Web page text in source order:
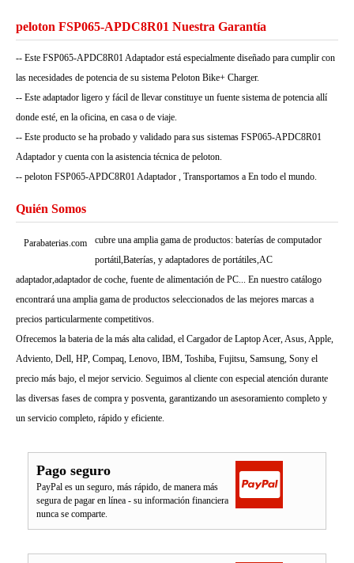
peloton FSP065-APDC8R01 Nuestra Garantía
-- Este FSP065-APDC8R01 Adaptador está especialmente diseñado para cumplir con
las necesidades de potencia de su sistema Peloton Bike+ Charger.
-- Este adaptador ligero y fácil de llevar constituye un fuente sistema de potencia allí
donde esté, en la oficina, en casa o de viaje.
-- Este producto se ha probado y validado para sus sistemas FSP065-APDC8R01
Adaptador y cuenta con la asistencia técnica de peloton.
-- peloton FSP065-APDC8R01 Adaptador , Transportamos a En todo el mundo.
Quién Somos
Parabaterias.com
cubre una amplia gama de productos: baterías de computador
portátil,Baterías, y adaptadores de portátiles,AC
adaptador,adaptador de coche, fuente de alimentación de PC... En nuestro catálogo
encontrará una amplia gama de productos seleccionados de las mejores marcas a
precios particularmente competitivos.
Ofrecemos la bateria de la más alta calidad, el Cargador de Laptop Acer, Asus, Apple,
Adviento, Dell, HP, Compaq, Lenovo, IBM, Toshiba, Fujitsu, Samsung, Sony el
precio más bajo, el mejor servicio. Seguimos al cliente con especial atención durante
las diversas fases de compra y posventa, garantizando un asesoramiento completo y
un servicio completo, rápido y eficiente.
Pago seguro
PayPal es un seguro, más rápido, de manera más
segura de pagar en línea - su información financiera
nunca se comparte.